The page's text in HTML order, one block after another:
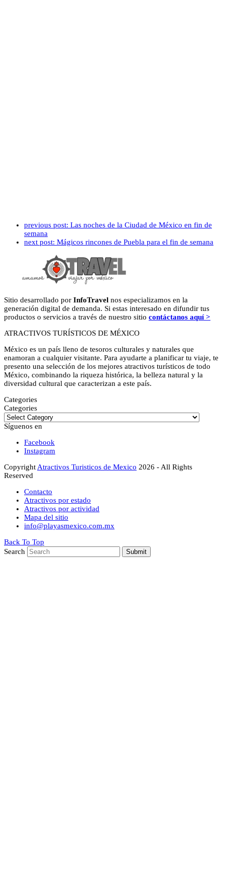
previous post: Las noches de la Ciudad de México en fin de
semana
next post: Mágicos rincones de Puebla para el fin de semana
Sitio desarrollado por InfoTravel nos especializamos en la
generación digital de demanda. Si estas interesado en difundir tus
productos o servicios a través de nuestro sitio contáctanos aquí >
ATRACTIVOS TURÍSTICOS DE MÉXICO
México es un país lleno de tesoros culturales y naturales que
enamoran a cualquier visitante. Para ayudarte a planificar tu viaje, te
presento una selección de los mejores atractivos turísticos de todo
México, combinando la riqueza histórica, la belleza natural y la
diversidad cultural que caracterizan a este país.
Categories
Categories
Síguenos en
Facebook
Instagram
CopyrightAtractivos Turisticos de Mexico 2026 - All Rights
Reserved
Contacto
Atractivos por estado
Atractivos por actividad
Mapa del sitio
info@playasmexico.com.mx
Back To Top
Search
Submit